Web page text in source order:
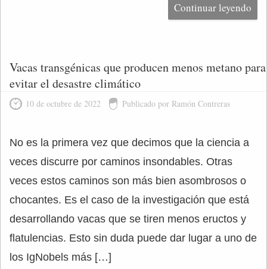
Continuar leyendo
Vacas transgénicas que producen menos metano para
evitar el desastre climático
10 de octubre de 2022 Publicado por Ramón Contreras
No es la primera vez que decimos que la ciencia a
veces discurre por caminos insondables. Otras
veces estos caminos son más bien asombrosos o
chocantes. Es el caso de la investigación que está
desarrollando vacas que se tiren menos eructos y
flatulencias. Esto sin duda puede dar lugar a uno de
los IgNobels más […]